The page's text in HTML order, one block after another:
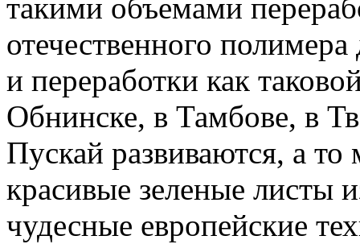
такими объемами
отечественного
и переработки как
Обнинске, в Тамбове, в
Пускай развиваются, а то
красивые зеленые листы
чудесные европейские